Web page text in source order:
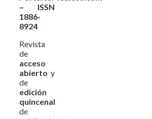
– ISSN
1886-
8924
Revista
de
acceso
abierto y
de
edición
quincenal
de